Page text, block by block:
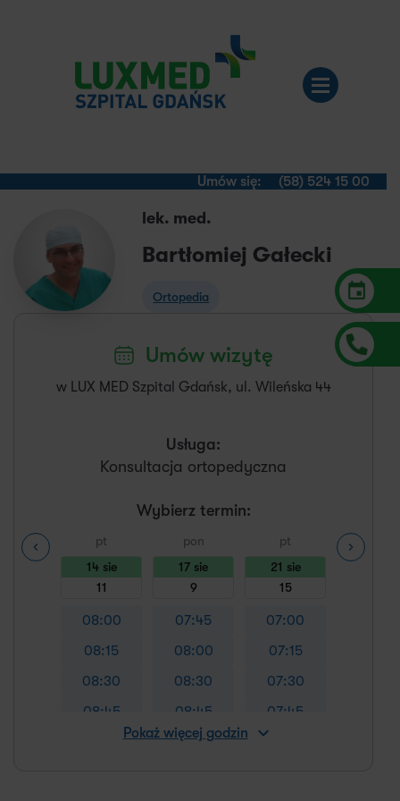
Umów się: (58) 524 15 00
lek. med.
Bartłomiej Gałecki
Ortopedia
Umów wizytę
w LUX MED Szpital Gdańsk, ul. Wileńska 44
Usługa:
Konsultacja ortopedyczna
Wybierz termin:
pt
14 sie
11
08:00
08:15
08:30
08:45
pon
17 sie
9
07:45
08:00
08:30
08:45
09:15
pt
21 sie
15
07:00
07:15
07:30
07:45
Pokaż więcej godzin